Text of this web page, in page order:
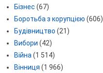
Бізнес (67)
Боротьба з корупцією (606)
Будівництво (21)
Вибори (42)
Війна (1 514)
Вінниця (1 966)